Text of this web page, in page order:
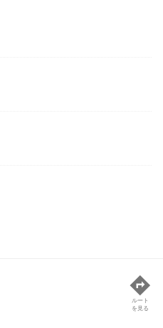
ルート
を見る